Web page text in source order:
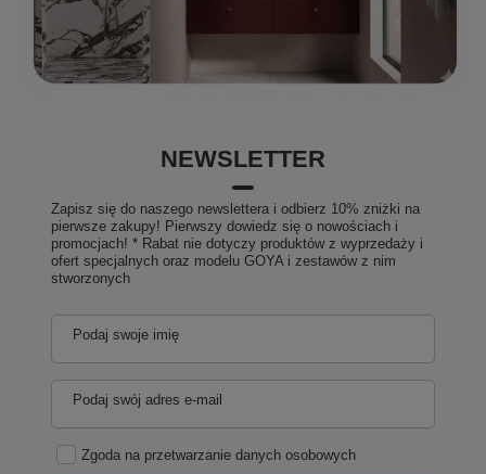
NEWSLETTER
Zapisz się do naszego newslettera i odbierz 10% zniżki na
pierwsze zakupy! Pierwszy dowiedz się o nowościach i
promocjach! * Rabat nie dotyczy produktów z wyprzedaży i
ofert specjalnych oraz modelu GOYA i zestawów z nim
stworzonych
Podaj swoje imię
Podaj swój adres e-mail
Zgoda na przetwarzanie danych osobowych